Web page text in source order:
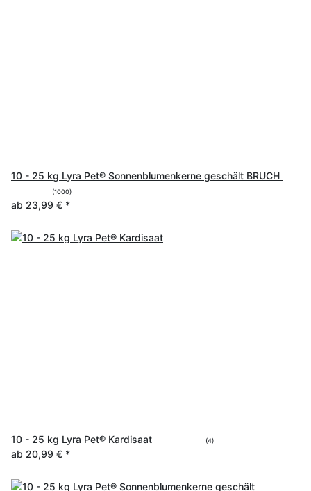
10 - 25 kg Lyra Pet® Sonnenblumenkerne geschält BRUCH
(1000)
ab 23,99 € *
10 - 25 kg Lyra Pet® Kardisaat (4)
ab 20,99 € *